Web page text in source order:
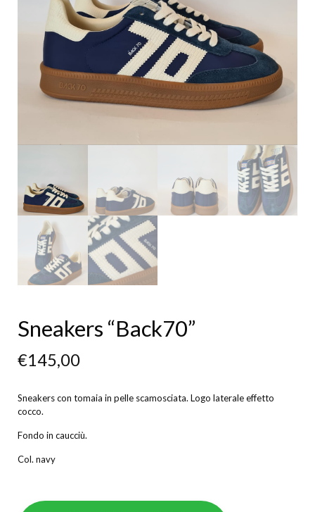
Sneakers “Back70”
€145,00
Sneakers con tomaia in pelle scamosciata. Logo laterale effetto
cocco.
Fondo in caucciù.
Col. navy